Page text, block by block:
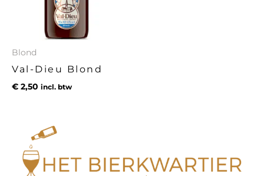
Blond
Val-Dieu Blond
€ 2,50 incl. btw